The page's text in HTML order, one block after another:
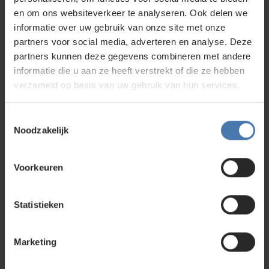
en om ons websiteverkeer te analyseren. Ook delen we
informatie over uw gebruik van onze site met onze
partners voor social media, adverteren en analyse. Deze
partners kunnen deze gegevens combineren met andere
informatie die u aan ze heeft verstrekt of die ze hebben
verzameld op basis van uw gebruik van hun services.
Noodzakelijk
Voorkeuren
Statistieken
Marketing
Levelfix DLD100GR
Wellicht ben je ook geïnteresseerd in